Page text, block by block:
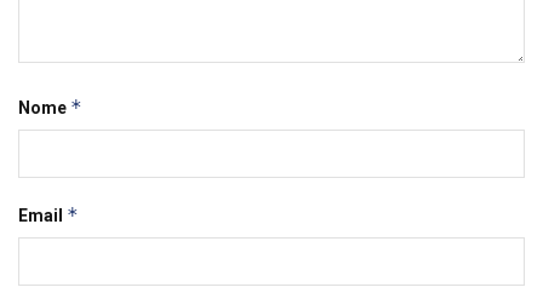
Nome *
Email *